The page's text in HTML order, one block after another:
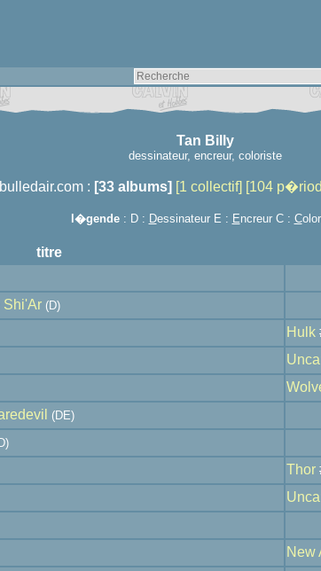
Tan Billy
dessinateur, encreur, coloriste
: [33 albums] [1 collectif] [104
l�gende: D : Dessinateur E : Encreur C : C
titre
Shi'Ar (D)
Hulk
(DE)
Thor
New